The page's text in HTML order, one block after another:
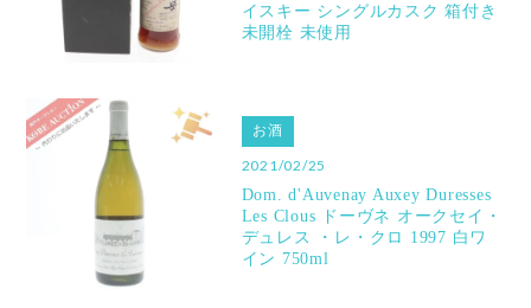
イスキー シングルカスク 箱付き
未開栓 未使用
お酒
2021/02/25
Dom. d'Auvenay Auxey Duresses
Les Clous ドーヴネ オークセイ・
デュレス ・レ・クロ 1997 白ワ
イン 750ml